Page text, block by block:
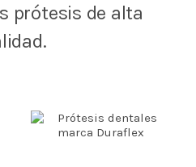
prótesis de alta